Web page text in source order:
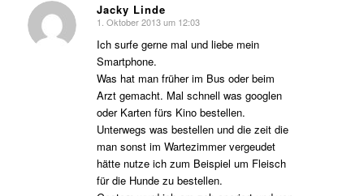
Jacky Linde
sagte:
1. Oktober 2013 um 12:03
Ich surfe gerne mal und liebe mein
Smartphone.
Was hat man früher im Bus oder beim
Arzt gemacht. Mal schnell was googlen
oder Karten fürs Kino bestellen.
Unterwegs was bestellen und die zeit die
man sonst im Wartezimmer vergeudet
hätte nutze ich zum Beispiel um Fleisch
für die Hunde zu bestellen.